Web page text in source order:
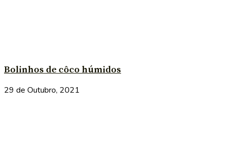
Bolinhos de côco húmidos
29 de Outubro, 2021